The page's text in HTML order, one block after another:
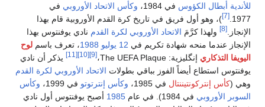
أبطال الكؤوسفي 1984، وكأس الاتحاد الأوروبيفي
[7]
)، وهو أول فريق في تاريخ كرة القدم الأوروبية قام بهذا
[8] ولهذا كرَّمَالاتحاد الأوروبي لكرة القدم نادي يوفنتوس بهذا
عندما منحه شهادة تكريم في12 يوليو 1988 ، تعرف باسم لوح
التذكاريإنگليزية:The UEFA Plaque، [11]
يذكر أن نادي
استطاع أيضاً الفوز بباقي بطولاتالاتحاد الأوروبي لكرة القدم
كأس إنتركونتيننتالفي 1985، وكأس إنترتوتوفي 1999،
وكأس
الأوروبيفي 1984). في عام 1985 أصبح يوفنتوس أول نادي